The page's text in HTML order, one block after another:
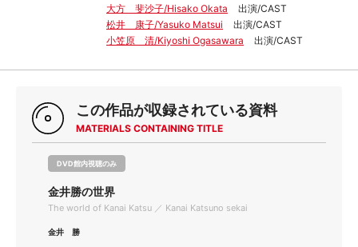
大方 斐沙子/Hisako Okata
出演/CAST
松井 康子/Yasuko Matsui
出演/CAST
小笠原 清/Kiyoshi Ogasawara
出演/CAST
この作品が収録されている資料
MATERIALS CONTAINING TITLE
DVD館内視聴のみ
金井勝の世界
The world of Kanai Katsu ／ Kanai Katsuno sekai
金井 勝